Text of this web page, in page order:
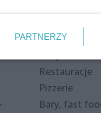
Kluby i
Restauracje
Pizzerie
Bary, fast
PARTNERZY